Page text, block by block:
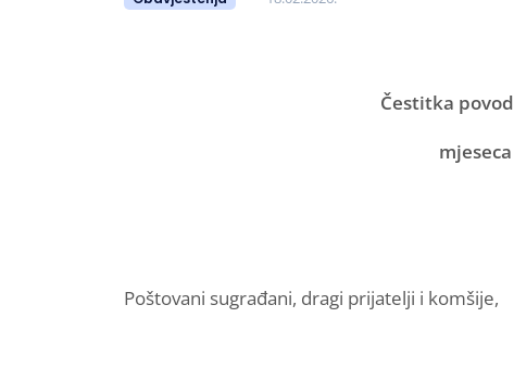
Čestitka
Poštovani sugrađani, dragi prijatelji i komšije,